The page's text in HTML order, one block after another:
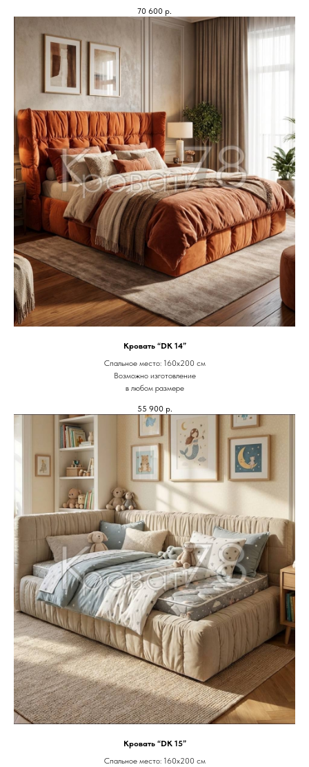
70 600 р.
Кровать “DK 14”
Спальное место: 160х200 см
Возможно изготовление
в любом размере
55 900 р.
Кровать “DK 15”
Спальное место: 160х200 см